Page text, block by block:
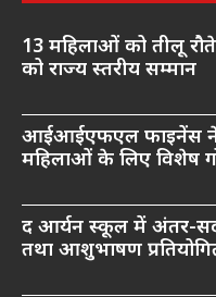
13 महिलाओं को तीलू
को राज्य स्तरीय सम्मान
आईआईएफएल फाइनेंस ने
महिलाओं के लिए विशेष
द आर्यन स्कूल में अंतर-
तथा आशुभाषण